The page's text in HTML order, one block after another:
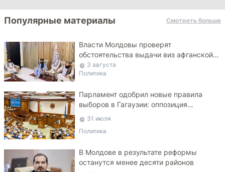
Популярные материалы Смотреть больше
Власти Молдовы проверят
обстоятельства выдачи виз афганской
делегации
3 августа
Политика
Парламент одобрил новые правила
выборов в Гагаузии: оппозиция
критикует законопроект
31 июля
Политика
В Молдове в результате реформы
останутся менее десяти районов